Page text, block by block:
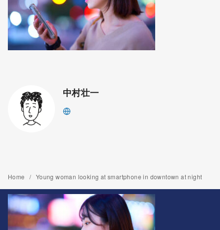
中村壮一
Home Young woman looking at smartphone in downtown at night